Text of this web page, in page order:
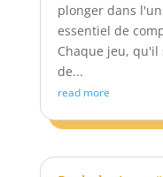
plonger dans
essentiel de
Chaque jeu, qu'il
de...
read more